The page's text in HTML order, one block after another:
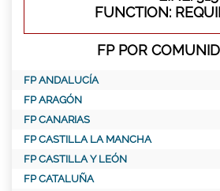
FUNCTION:
FP POR
FP ANDALUCÍA
FP ARAGÓN
FP CANARIAS
FP CASTILLA LA MANCHA
FP CASTILLA Y LEÓN
FP CATALUÑA